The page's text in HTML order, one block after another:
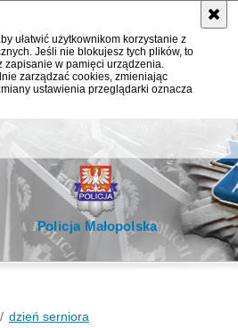
ułatwić użytkownikom korzystanie z
Jeśli nie blokujesz tych plików, to
zapisanie w pamięci urządzenia.
zarządzać cookies, zmieniając
ustawienia przeglądarki oznacza
Policja Małopolska
dzień serniora